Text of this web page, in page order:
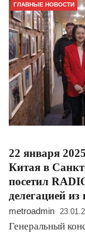
ГЛАВНЫЕ НОВОСТИ
22 января
Китая в
посетил
делегацией
metroadmin
Генеральный